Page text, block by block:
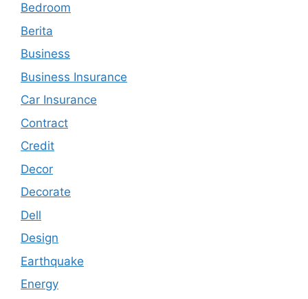
Bedroom
Berita
Business
Business Insurance
Car Insurance
Contract
Credit
Decor
Decorate
Dell
Design
Earthquake
Energy